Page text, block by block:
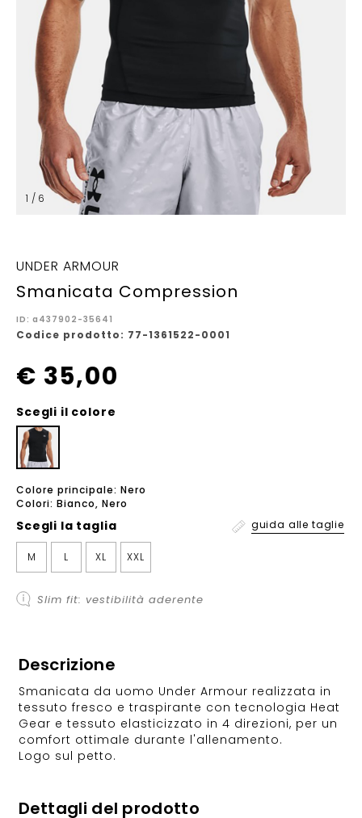
1 / 6
UNDER ARMOUR
Smanicata Compression
ID: a437902-35641
Codice prodotto: 77-1361522-0001
€ 35,00
Scegli il colore
Colore principale: Nero
Colori: Bianco, Nero
Scegli la taglia guida alle taglie
M L XL XXL
Slim fit: vestibilità aderente
Descrizione
Smanicata da uomo Under Armour realizzata in
tessuto fresco e traspirante con tecnologia Heat
Gear e tessuto elasticizzato in 4 direzioni, per un
comfort ottimale durante l'allenamento.
Logo sul petto.
Dettagli del prodotto